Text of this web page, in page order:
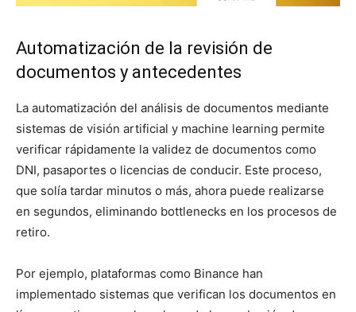
Automatización de la revisión de
documentos y antecedentes
La automatización del análisis de documentos mediante
sistemas de visión artificial y machine learning permite
verificar rápidamente la validez de documentos como
DNI, pasaportes o licencias de conducir. Este proceso,
que solía tardar minutos o más, ahora puede realizarse
en segundos, eliminando bottlenecks en los procesos de
retiro.
Por ejemplo, plataformas como Binance han
implementado sistemas que verifican los documentos en